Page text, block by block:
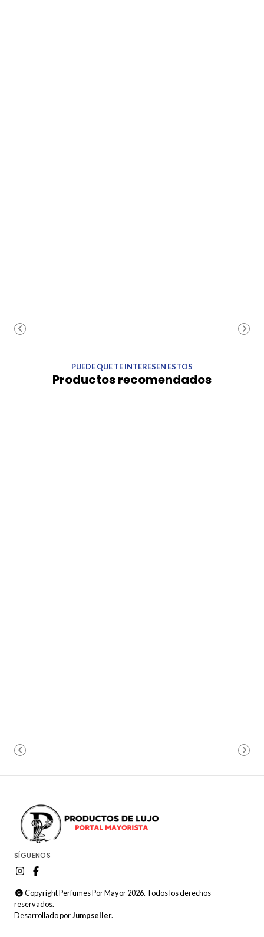
PUEDE QUE TE INTERESEN ESTOS
Productos recomendados
SÍGUENOS
Copyright Perfumes Por Mayor 2026. Todos los derechos
reservados.
Desarrollado porJumpseller.